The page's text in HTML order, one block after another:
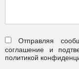
Отправляя
соглашение и
политикой